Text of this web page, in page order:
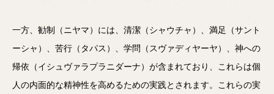
一方、勧制（ニヤマ）には、清潔（シャウチャ）、満足（サント
ーシャ）、苦行（タパス）、学問（スヴァディヤーヤ）、神への
帰依（イシュヴァラプラニダーナ）が含まれており、これらは個
人の内面的な精神性を高めるための実践とされます。これらの実